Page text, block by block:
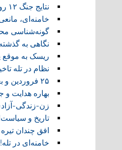
نتایج جنگ ۱۲ روزه
خامنه‌ای،
گونه‌شناسی
نگاهی به
ریسک به موقع
نظام در تله
۲۵ فروردین و بعد از آن!
بهاره هدایت و
زن-زندگی-
تاریخ و
افق چندان
خامنه‌ای در تله!